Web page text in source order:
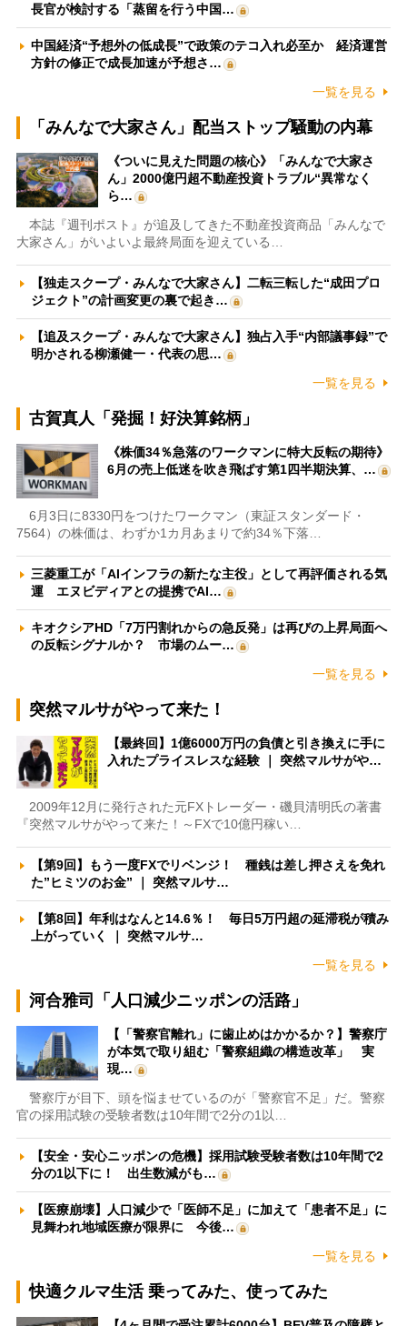
長官が検討する「蒸留を行う中国…
中国経済“予想外の低成長”で政策のテコ入れ必至か 経済運営
方針の修正で成長加速が予想さ…
一覧を見る
「みんなで大家さん」配当ストップ騒動の内幕
《ついに見えた問題の核心》「みんなで大家さ
ん」2000億円超不動産投資トラブル“異常なく
ら…
本誌『週刊ポスト』が追及してきた不動産投資商品「みんなで
大家さん」がいよいよ最終局面を迎えている…
【独走スクープ・みんなで大家さん】二転三転した“成田プロ
ジェクト”の計画変更の裏で起き…
【追及スクープ・みんなで大家さん】独占入手“内部議事録”で
明かされる柳瀬健一・代表の思…
一覧を見る
古賀真人「発掘！好決算銘柄」
《株価34％急落のワークマンに特大反転の期待》
6月の売上低迷を吹き飛ばす第1四半期決算、…
6月3日に8330円をつけたワークマン（東証スタンダード・
7564）の株価は、わずか1カ月あまりで約34％下落…
三菱重工が「AIインフラの新たな主役」として再評価される気
運 エヌビディアとの提携でAI…
キオクシアHD「7万円割れからの急反発」は再びの上昇局面へ
の反転シグナルか？ 市場のムー…
一覧を見る
突然マルサがやって来た！
【最終回】1億6000万円の負債と引き換えに手に
入れたプライスレスな経験 ｜ 突然マルサがや…
2009年12月に発行された元FXトレーダー・磯貝清明氏の著書
『突然マルサがやって来た！～FXで10億円稼い…
【第9回】もう一度FXでリベンジ！ 種銭は差し押さえを免れ
た”ヒミツのお金” ｜ 突然マルサ…
【第8回】年利はなんと14.6％！ 毎日5万円超の延滞税が積み
上がっていく ｜ 突然マルサ…
一覧を見る
河合雅司「人口減少ニッポンの活路」
【「警察官離れ」に歯止めはかかるか？】警察庁
が本気で取り組む「警察組織の構造改革」 実
現…
警察庁が目下、頭を悩ませているのが「警察官不足」だ。警察
官の採用試験の受験者数は10年間で2分の1以…
【安全・安心ニッポンの危機】採用試験受験者数は10年間で2
分の1以下に！ 出生数減がも…
【医療崩壊】人口減少で「医師不足」に加えて「患者不足」に
見舞われ地域医療が限界に 今後…
一覧を見る
快適クルマ生活 乗ってみた、使ってみた